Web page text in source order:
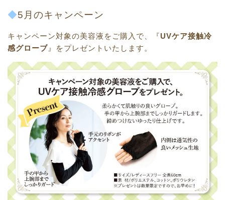
◆5月のキャンペーン
キャンペーン対象の美容液をご購入で、『UVケア接触冷
感グローブ 』 をプレゼントいたします。